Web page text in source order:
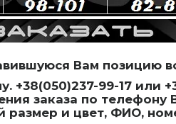
Вам позицию
+38(050)237-99-17 или
заказа по телефону
размер и цвет, ФИО,